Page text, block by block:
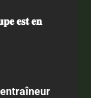
𝐞𝐬𝐭 𝐞𝐧